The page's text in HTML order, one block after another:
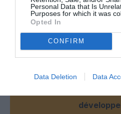
Personal Data that Is
Purposes for which it was
Opted In
CONFIRM
Data Deletion Data
LAISSER UN
FAIRE UN
Appel aux